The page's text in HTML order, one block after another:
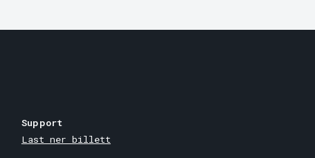
Support
Last ner billett